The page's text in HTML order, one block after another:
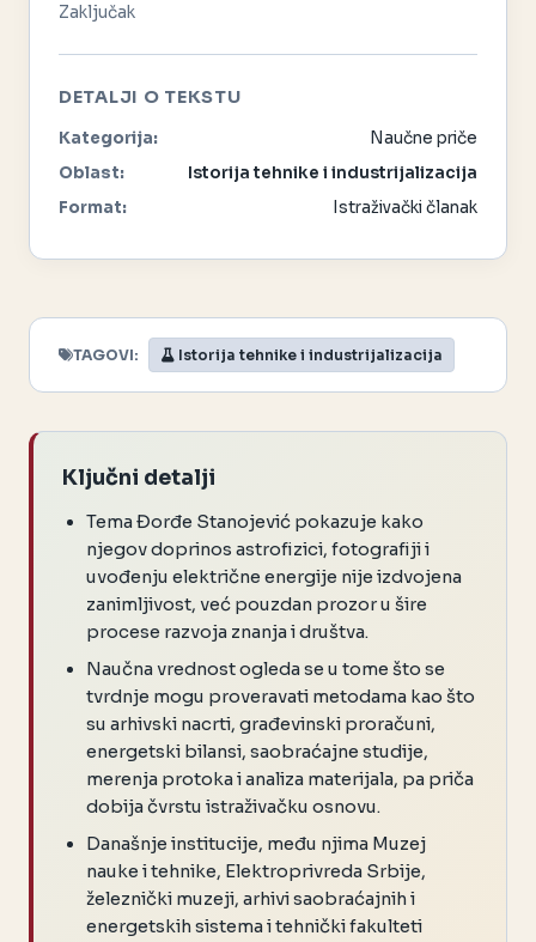
TAGOVI: Istorija tehnike i industrijalizacija
Ključni detalji
Tema Đorđe Stanojević pokazuje kako
njegov doprinos astrofizici, fotografiji i
uvođenju električne energije nije izdvojena
zanimljivost, već pouzdan prozor u šire
procese razvoja znanja i društva.
Naučna vrednost ogleda se u tome što se
tvrdnje mogu proveravati metodama kao što
su arhivski nacrti, građevinski proračuni,
energetski bilansi, saobraćajne studije,
merenja protoka i analiza materijala, pa priča
dobija čvrstu istraživačku osnovu.
Današnje institucije, među njima Muzej
nauke i tehnike, Elektroprivreda Srbije,
železnički muzeji, arhivi saobraćajnih i
energetskih sistema i tehnički fakulteti
Zaključak
DETALJI O TEKSTU
Kategorija:
Naučne priče
Oblast:
Istorija tehnike i industrijalizacija
Format:
Istraživački članak